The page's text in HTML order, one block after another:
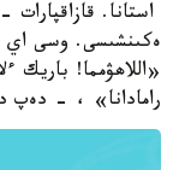
استانا.
ەكىنشىسى. وسى اي
«اللاھۋمما! باريك
رامادانا» ، - دەپ